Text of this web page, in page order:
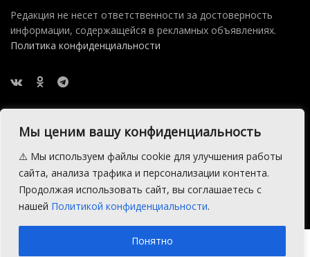
Мы ценим вашу конфиденциальность
⚠️ Мы используем файлы cookie для улучшения работы
сайта, анализа трафика и персонализации контента.
Продолжая использовать сайт, вы соглашаетесь с
нашей Политикой конфиденциальности.
Понятно
Редакция не несет ответственности за достоверность
информации, содержащейся в рекламных объявлениях.
Политика конфиденциальности
2015 — 2026 © АНО Редакция газеты Сосновская Нива
Производство сайта:Андрей Петрович Попов, 1988 — 2026.
Пиковое использование памяти: 4 MB | MySQL запросов в базу: 102 |